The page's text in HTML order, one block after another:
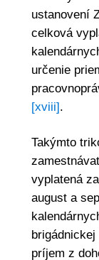
ustanovení
celková
určenie
[xviii].
Takýmto
vyplatená
august a
príjem z